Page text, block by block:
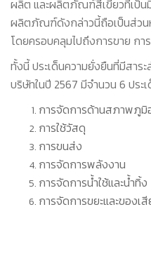
ผลิต และผลิตภัณฑ์สีเขียวที่เป็
ผลิตภัณฑ์ดังกล่าวนี้ถือเป็นส่วน
โดยครอบคลุมไปถึงการขาย กา
ทั้งนี้ ประเด็นความยั่งยืนที่มีสา
บริษัทในปี 2567 มีจำนวน 6 ประ
การจัดการด้านสภาพภูมิ
การใช้วัสดุ
การขนส่ง
การจัดการพลังงาน
การจัดการน้ำใช้และน้ำทิ้ง
การจัดการขยะและของเสี